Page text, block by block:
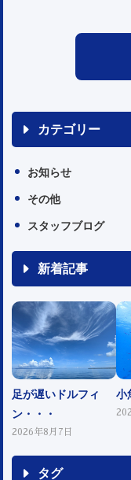
カテゴリー
お知らせ
その他
スタッフブログ
新着記事
足が遅いドルフィ
ン・・・
2026年8月7日
小
タグ